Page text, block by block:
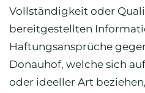
Vollständigkeit oder
bereitgestellten
Haftungsansprüche
Donauhof, welche sich
oder ideeller Art